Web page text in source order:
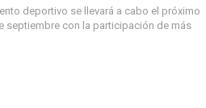
deportivo se llevará a cabo el próximo
septiembre con la participación de más